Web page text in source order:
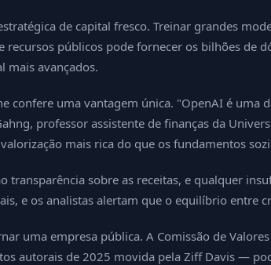
de capital fresco. Treinar grandes
públicos pode fornecer os bilhões de
mais avançados.
uma vantagem única. "OpenAI é uma
professor assistente de finanças da
mais rica do que os fundamentos
sobre as receitas, e qualquer
e os analistas alertam que o equilíbrio entre
uma empresa pública. A Comissão de
autorais de 2025 movida pela Ziff Davis —